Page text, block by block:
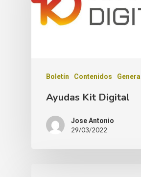
Boletín Contenidos General
Ayudas Kit Digital
Jose Antonio
29/03/2022